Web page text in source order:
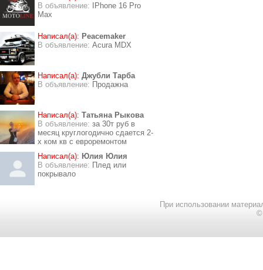
В объявление:
IPhone 16 Pro
Max
Написал(а): Peacemaker
В объявление: Acura MDX
Написал(а): Джубли Тарба
В объявление: Продажна
Написал(а): Татьяна Рыкова
В объявление: за 30т руб в
месяц круглогодично сдается 2-
х ком кв с евроремонтом
Написал(а): Юлия Юлия
В объявление: Плед или
покрывало
При использовании